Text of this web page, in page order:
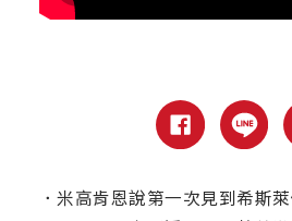
． 米高肯恩說第一次見到希斯萊傑版小丑嚇壞